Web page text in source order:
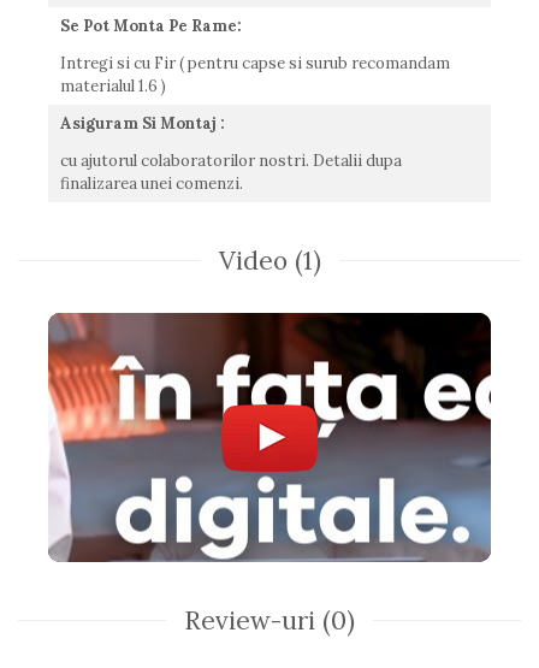
Se Pot Monta Pe Rame:
Intregi si cu Fir ( pentru capse si surub recomandam
materialul 1.6 )
Asiguram Si Montaj :
cu ajutorul colaboratorilor nostri. Detalii dupa
finalizarea unei comenzi.
Video (1)
Review-uri (0)